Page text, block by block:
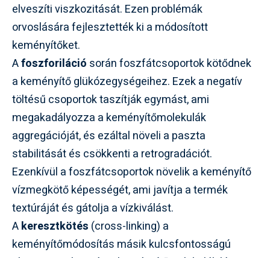
elveszíti viszkozitását. Ezen problémák
orvoslására fejlesztették ki a módosított
keményítőket.
Afoszforiláció során foszfátcsoportok kötődnek
a keményítő glükózegységeihez. Ezek a negatív
töltésű csoportok taszítják egymást, ami
megakadályozza a keményítőmolekulák
aggregációját, és ezáltal növeli a paszta
stabilitását és csökkenti a retrogradációt.
Ezenkívül a foszfátcsoportok növelik a keményítő
vízmegkötő képességét, ami javítja a termék
textúráját és gátolja a vízkiválást.
Akeresztkötés (cross-linking) a
keményítőmódosítás másik kulcsfontosságú